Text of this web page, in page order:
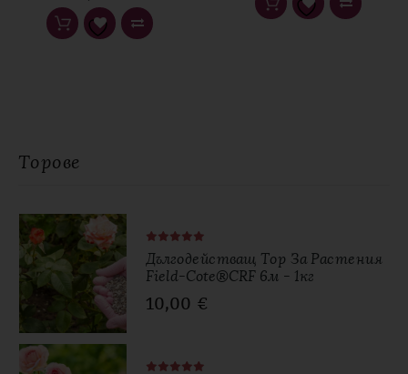
Торове
Дългодействащ Тор За Растения
Field-Cote®CRF 6м - 1кг
10,00 €